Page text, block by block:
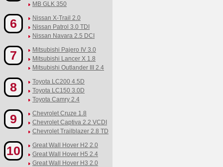
MB GLK 350
6
Nissan X-Trail 2.0
Nissan Patrol 3.0 TDI
Nissan Navara 2.5 DCI
7
Mitsubishi Pajero IV 3.0
Mitsubishi Lancer X 1.8
Mitsubishi Outlander III 2.4
8
Toyota LC200 4.5D
Toyota LC150 3.0D
Toyota Camry 2.4
9
Chevrolet Cruze 1.8
Chevrolet Captiva 2.2 VCDI
Chevrolet Trailblazer 2.8 TD
10
Great Wall Hover H2 2.0
Great Wall Hover H5 2.4
Great Wall Hover H3 2.0